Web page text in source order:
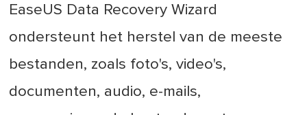
EaseUS Data Recovery Wizard
ondersteunt het herstel van de meeste
bestanden, zoals foto's, video's,
documenten, audio, e-mails,